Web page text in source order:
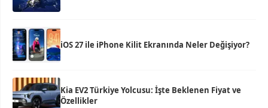
iOS 27 ile iPhone Kilit Ekranında Neler Değişiyor?
Kia EV2 Türkiye Yolcusu: İşte Beklenen Fiyat ve
Özellikler